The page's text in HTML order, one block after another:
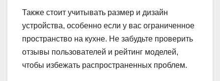
Также стоит учитывать размер и дизайн
устройства, особенно если у вас ограниченное
пространство на кухне. Не забудьте проверить
отзывы пользователей и рейтинг моделей,
чтобы избежать распространенных проблем.